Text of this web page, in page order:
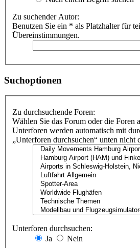
Zu suchender Autor:
Benutzen Sie ein * als Platzhalter für
Übereinstimmungen.
Suchoptionen
Zu durchsuchende Foren:
Wählen Sie das Forum oder die Foren
Unterforen werden automatisch mit
„Unterforen durchsuchen“ unten nicht
Unterforen durchsuchen:
Ja
Nein